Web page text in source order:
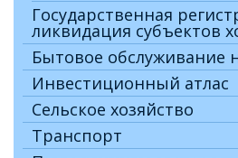
Государственная
ликвидация субъектов
Бытовое обслуживание
Инвестиционный атлас
Сельское хозяйство
Транспорт